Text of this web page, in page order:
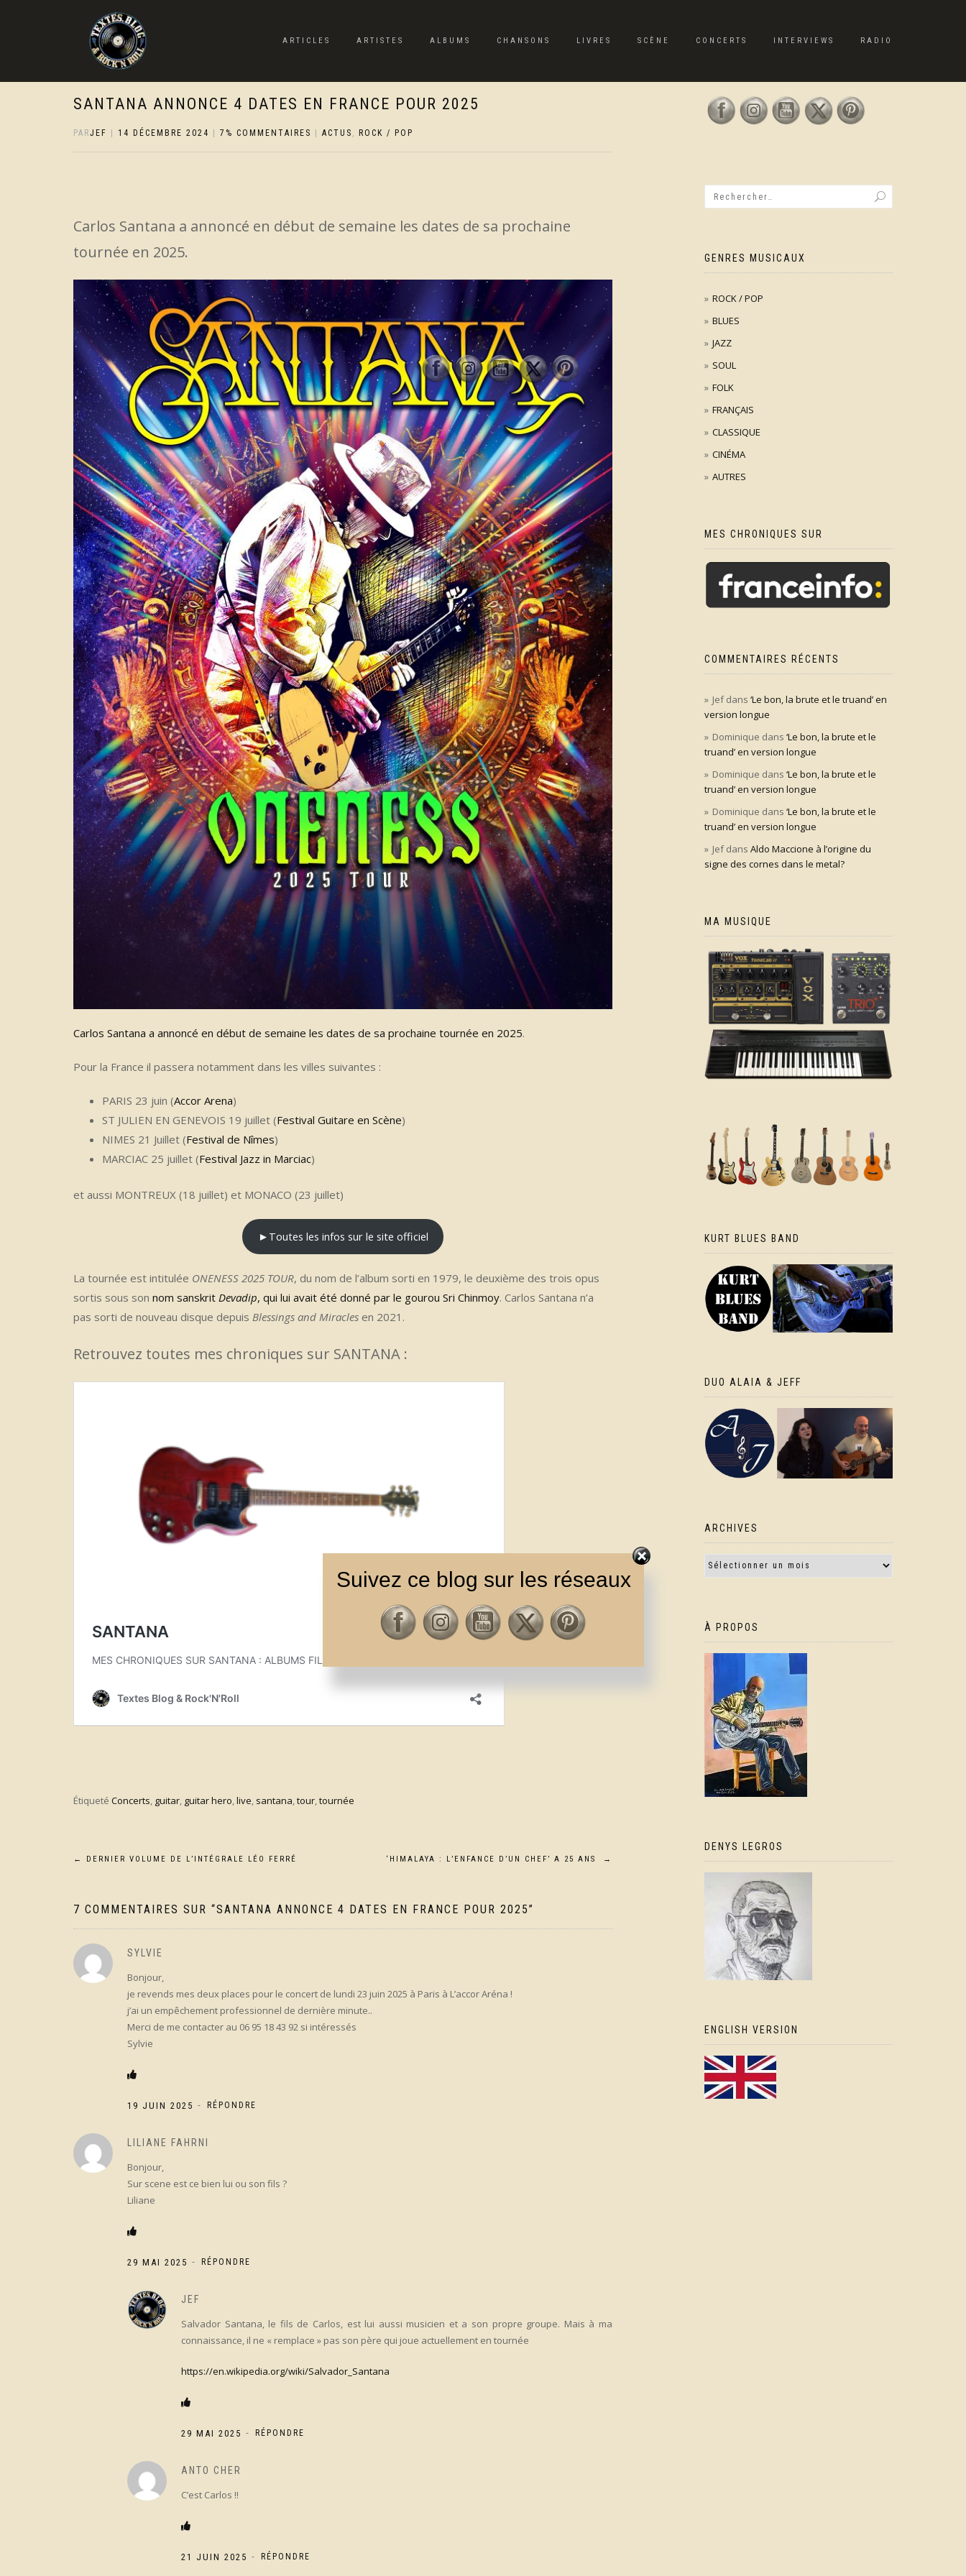
ARTICLES ARTISTES ALBUMS CHANSONS LIVRES SCÈNE CONCERTS INTERVIEWS RADIO
SANTANA ANNONCE 4 DATES EN FRANCE POUR 2025
PARJEF 14 DÉCEMBRE 2024 7% COMMENTAIRES ACTUS , ROCK / POP
Carlos Santana a annoncé en début de semaine les dates de sa prochaine
tournée en 2025.
Carlos Santana a annoncé en début de semaine les dates de sa prochaine tournée en 2025.
Pour la France il passera notamment dans les villes suivantes :
PARIS 23 juin (Accor Arena)
ST JULIEN EN GENEVOIS 19 juillet (Festival Guitare en Scène)
NIMES 21 Juillet (Festival de Nîmes)
MARCIAC 25 juillet (Festival Jazz in Marciac)
et aussi MONTREUX (18 juillet) et MONACO (23 juillet)
►Toutes les infos sur le site officiel
La tournée est intitulée ONENESS 2025 TOUR, du nom de l’album sorti en 1979, le deuxième des trois opus
sortis sous son nom sanskrit Devadip, qui lui avait été donné par le gourou Sri Chinmoy. Carlos Santana n’a
pas sorti de nouveau disque depuis Blessings and Miracles en 2021.
Retrouvez toutes mes chroniques sur SANTANA :
Étiqueté Concerts, guitar, guitar hero,live, santana,tour,tournée
Navigation
l’article
← DERNIER VOLUME DE L’INTÉGRALE LÉO FERRÉ ‘HIMALAYA : L’ENFANCE D’UN CHEF’ A 25 ANS →
7 COMMENTAIRES SUR “SANTANA ANNONCE 4 DATES EN FRANCE POUR 2025”
SYLVIE
Bonjour,
je revends mes deux places pour le concert de lundi 23 juin 2025 à Paris à L’accor Aréna !
j’ai un empêchement professionnel de dernière minute..
Merci de me contacter au 06 95 18 43 92 si intéressés
Sylvie
19 JUIN 2025 - RÉPONDRE
LILIANE FAHRNI
Bonjour,
Sur scene est ce bien lui ou son fils ?
Liliane
29 MAI 2025 - RÉPONDRE
JEF
Salvador Santana, le fils de Carlos, est lui aussi musicien et a son propre groupe. Mais à ma
connaissance, il ne « remplace » pas son père qui joue actuellement en tournée
https://en.wikipedia.org/wiki/Salvador_Santana
29 MAI 2025 - RÉPONDRE
ANTO CHER
C’est Carlos !!
21 JUIN 2025 - RÉPONDRE
GENRES MUSICAUX
ROCK / POP
BLUES
JAZZ
SOUL
FOLK
FRANÇAIS
CLASSIQUE
CINÉMA
AUTRES
MES CHRONIQUES SUR
COMMENTAIRES RÉCENTS
Jefdans ‘Le bon, la brute et le truand’ en
version longue
Dominique dans ‘Le bon, la brute et le
truand’ en version longue
Dominique dans ‘Le bon, la brute et le
truand’ en version longue
Dominique dans ‘Le bon, la brute et le
truand’ en version longue
Jefdans Aldo Maccione à l’origine du
signe des cornes dans le metal?
MA MUSIQUE
KURT BLUES BAND
DUO ALAIA & JEFF
ARCHIVES
À PROPOS
DENYS LEGROS
ENGLISH VERSION
Suivez ce blog sur les réseaux